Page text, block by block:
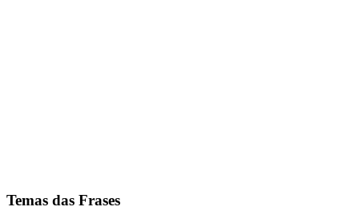
Temas das Frases